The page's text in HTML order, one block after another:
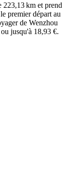
223,13 km et prend
premier départ au
de Wenzhou
jusqu'à 18,93 €.